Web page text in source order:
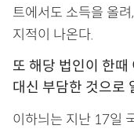
트에서도 소득을 올
지적이 나온다.
또 해당 법인이 한
대신 부담한 것으로
이하늬는 지난 17일